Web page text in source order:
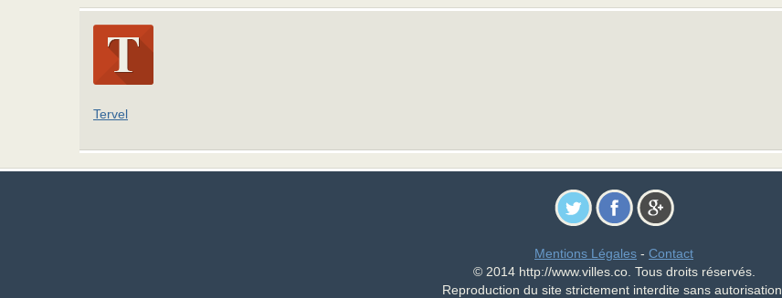
Tervel
Mentions Légales - Contact
© 2014 http://www.villes.co. Tous droits réservés.
Reproduction du site strictement interdite sans autorisation.